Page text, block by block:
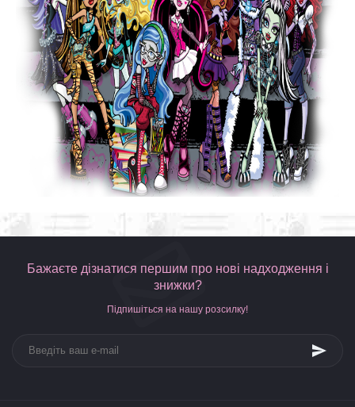
Бажаєте дізнатися першим про нові надходження і
знижки?
Підпишіться на нашу розсилку!